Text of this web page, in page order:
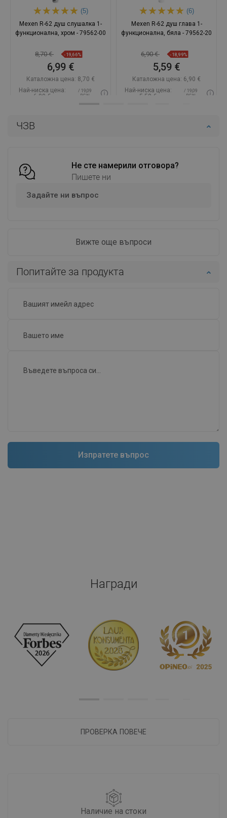
ЧЗВ
Не сте намерили отговора?
Пишете ни
Задайте ни въпрос
Вижте още въпроси
Попитайте за продукта
(5)
Mexen R-62 душ слушалка 1-
функционална, хром - 79562-00
8,70 € -19,66%
6,99 €
Каталожна цена: 8,70 €
Най-ниска цена:
6,99 €
/ 19,09
BGN
Добави в количката
(6)
Mexen R-62 душ глава 1-
функционална, бяла - 79562-20
6,90 € -18,99%
5,59 €
Каталожна цена: 6,90 €
Най-ниска цена:
5,59 €
/ 19,09
BGN
Добави в количката
Награди
ПРОВЕРКА ПОВЕЧЕ
Наличие на стоки